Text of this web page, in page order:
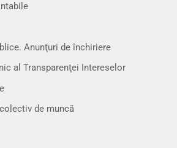
Anunţuri de închiriere
al Transparenţei Intereselor
de muncă